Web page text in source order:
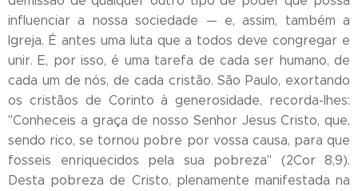
influenciar a nossa sociedade — e, assim, também a
Igreja. É antes uma luta que a todos deve congregar e
unir. E, por isso, é uma tarefa de cada ser humano, de
cada um de nós, de cada cristão. São Paulo, exortando
os cristãos de Corinto à generosidade, recorda-lhes:
"Conheceis a graça de nosso Senhor Jesus Cristo, que,
sendo rico, se tornou pobre por vossa causa, para que
fosseis enriquecidos pela sua pobreza" (2Cor 8,9).
Desta pobreza de Cristo, plenamente manifestada na